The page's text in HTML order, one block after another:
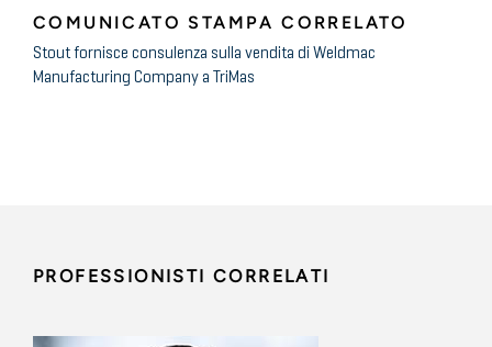
COMUNICATO STAMPA CORRELATO
Stout fornisce consulenza sulla vendita di Weldmac
Manufacturing Company a TriMas
PROFESSIONISTI CORRELATI